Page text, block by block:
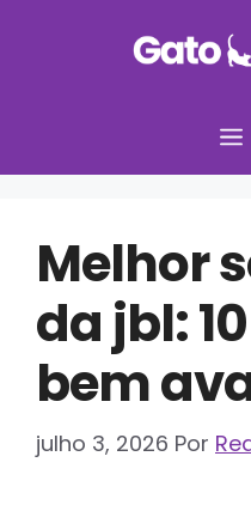
Melhor
da jbl:
bem
julho 3, 2026 Por